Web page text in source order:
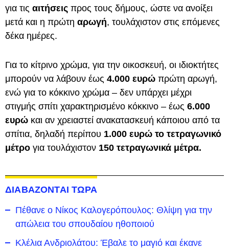
για τις αιτήσεις προς τους δήμους, ώστε να ανοίξει
μετά και η πρώτη αρωγή, τουλάχιστον στις επόμενες
δέκα ημέρες.
Για το κίτρινο χρώμα, για την οικοσκευή, οι ιδιοκτήτες
μπορούν να λάβουν έως 4.000 ευρώ πρώτη αρωγή,
ενώ για το κόκκινο χρώμα – δεν υπάρχει μέχρι
στιγμής σπίτι χαρακτηρισμένο κόκκινο – έως 6.000
ευρώ και αν χρειαστεί ανακατασκευή κάποιου από τα
σπίτια, δηλαδή περίπου 1.000 ευρώ το τετραγωνικό
μέτρο για τουλάχιστον 150 τετραγωνικά μέτρα.
ΔΙΑΒΑΖΟΝΤΑΙ ΤΩΡΑ
Πέθανε ο Νίκος Καλογερόπουλος: Θλίψη για την
απώλεια του σπουδαίου ηθοποιού
Κλέλια Ανδριολάτου: Έβαλε το μαγιό και έκανε